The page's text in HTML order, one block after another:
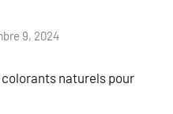
9, 2024
naturels pour